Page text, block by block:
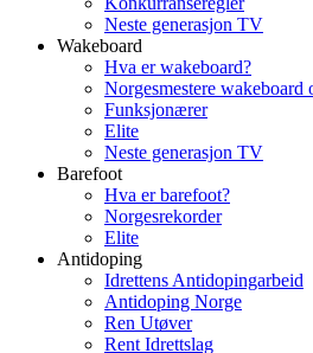
Neste generasjon TV
Wakeboard
Hva er wakeboard?
Norgesmestere wakeboard
Funksjonærer
Elite
Neste generasjon TV
Barefoot
Hva er barefoot?
Norgesrekorder
Elite
Antidoping
Idrettens Antidopingarbeid
Antidoping Norge
Ren Utøver
Rent Idrettslag